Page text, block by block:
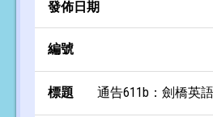
通告611b：劍橋英